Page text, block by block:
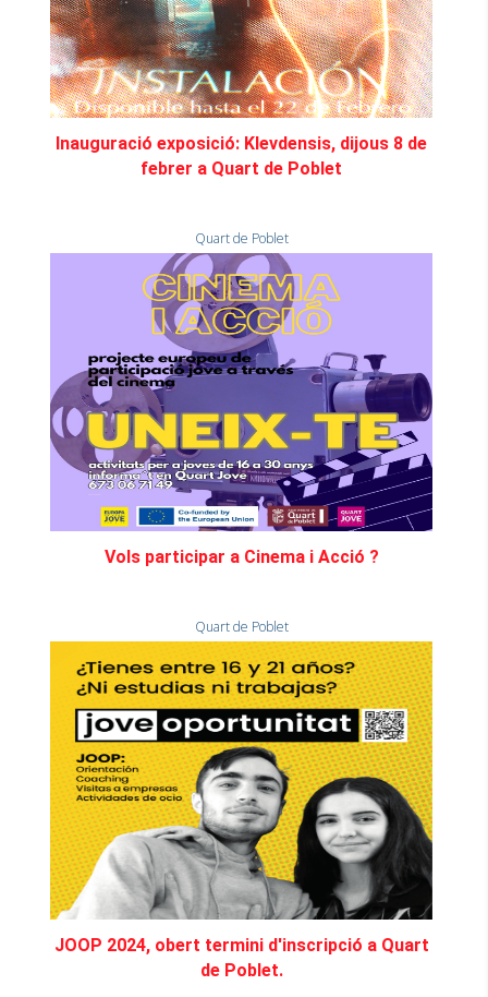
Inauguració exposició: Klevdensis, dijous 8 de
febrer a Quart de Poblet
Quart de Poblet
Vols participar a Cinema i Acció ?
Quart de Poblet
JOOP 2024, obert termini d'inscripció a Quart
de Poblet.